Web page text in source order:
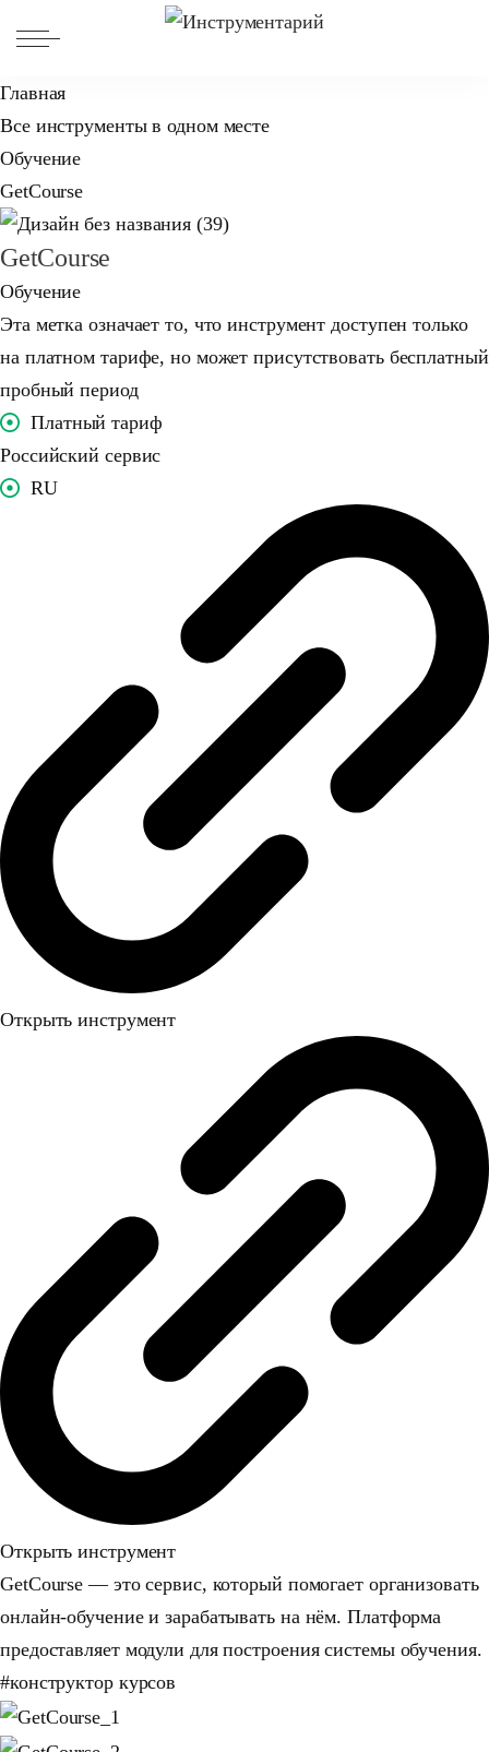
Главная
Все инструменты в одном месте
Обучение
GetCourse
GetCourse
Обучение
Эта метка означает то, что инструмент доступен только
на платном тарифе, но может присутствовать бесплатный
пробный период
Платный тариф
Российский сервис
RU
Открыть инструмент
Открыть инструмент
GetCourse — это сервис, который помогает организовать
онлайн-обучение и зарабатывать на нём. Платформа
предоставляет модули для построения системы обучения.
#конструктор курсов